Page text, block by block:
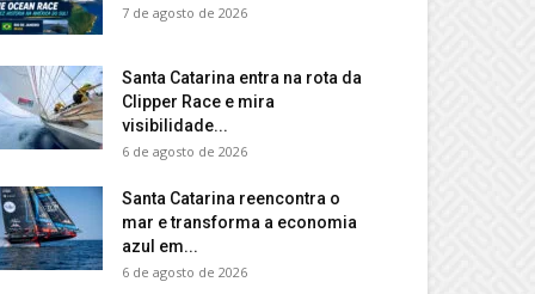
7 de agosto de 2026
Santa Catarina entra na rota da
Clipper Race e mira
visibilidade...
6 de agosto de 2026
Santa Catarina reencontra o
mar e transforma a economia
azul em...
6 de agosto de 2026